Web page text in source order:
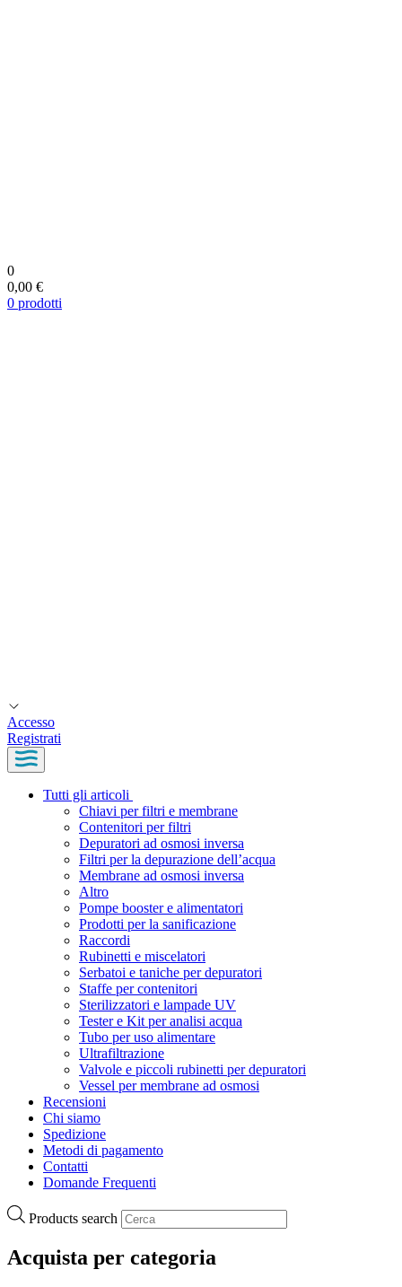
0
0,00 €
0 prodotti
Accesso
Registrati
Tutti gli articoli
Chiavi per filtri e membrane
Contenitori per filtri
Depuratori ad osmosi inversa
Filtri per la depurazione dell’acqua
Membrane ad osmosi inversa
Altro
Pompe booster e alimentatori
Prodotti per la sanificazione
Raccordi
Rubinetti e miscelatori
Serbatoi e taniche per depuratori
Staffe per contenitori
Sterilizzatori e lampade UV
Tester e Kit per analisi acqua
Tubo per uso alimentare
Ultrafiltrazione
Valvole e piccoli rubinetti per depuratori
Vessel per membrane ad osmosi
Recensioni
Chi siamo
Spedizione
Metodi di pagamento
Contatti
Domande Frequenti
Products search
Acquista per categoria